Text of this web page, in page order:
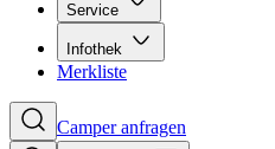
Service
Infothek
Merkliste
Camper anfragen